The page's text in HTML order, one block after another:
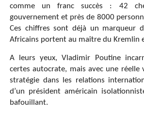
comme un franc succès : 42
gouvernement et près de 8000
Ces chiffres sont déjà un marqueur
Africains portent au maître du Kremlin
A leurs yeux, Vladimir Poutine
certes autocrate, mais avec une réelle
stratégie dans les relations
d’un président américain
bafouillant.